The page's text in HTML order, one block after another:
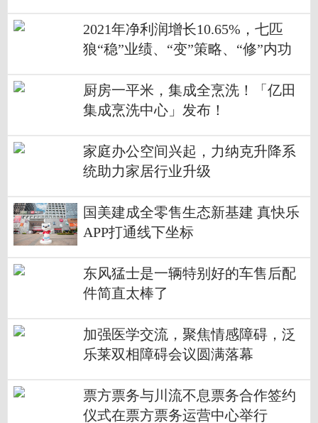
2021年净利润增长10.65%，七匹
狼“稳”业绩、“变”策略、“修”内功
厨房一平米，集成全烹洗！「亿田
集成烹洗中心」发布！
家庭办公空间兴起，力纳克升降系
统助力家居行业升级
国美建成全零售生态新基建 真快乐
APP打通线下坐标
东风猛士是一辆特别好的车售后配
件简直太棒了
加强医学交流，聚焦情感障碍，泛
乐莱双相障碍会议圆满落幕
票方票务与川流不息票务合作签约
仪式在票方票务运营中心举行